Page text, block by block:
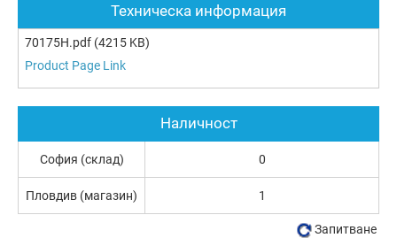
Техническа информация
70175H.pdf (4215 KB)
Product Page Link
Наличност
София (склад) 0
Пловдив (магазин) 1
Запитване